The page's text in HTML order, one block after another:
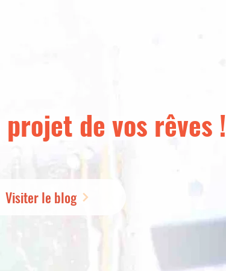
projet de vos rêves !
Visiter le blog